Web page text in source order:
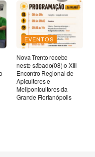
EVENTOS
Nova Trento recebe
neste sábado(08) o XIII
Encontro Regional de
Apicultores e
Meliponicultores da
Grande Florianópolis